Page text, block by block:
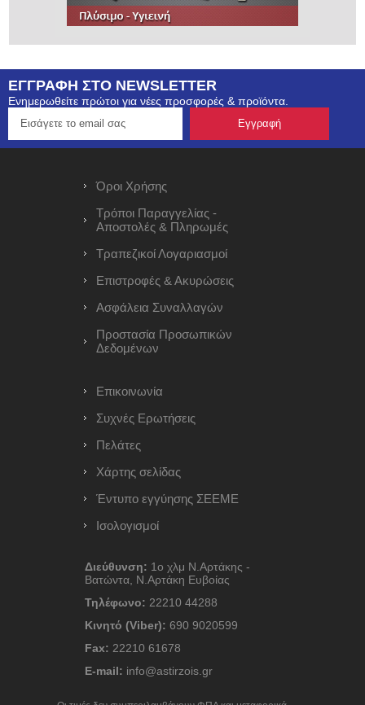
ΕΓΓΡΑΦΗ ΣΤΟ NEWSLETTER
Ενημερωθείτε πρώτοι για νέες προσφορές & προϊόντα.
Όροι Χρήσης
Τρόποι Παραγγελίας -
Αποστολές & Πληρωμές
Τραπεζικοί Λογαριασμοί
Επιστροφές & Ακυρώσεις
Ασφάλεια Συναλλαγών
Προστασία Προσωπικών
Δεδομένων
Επικοινωνία
Συχνές Ερωτήσεις
Πελάτες
Χάρτης σελίδας
Έντυπο εγγύησης ΣΕΕΜΕ
Ισολογισμοί
Διεύθυνση: 1ο χλμ Ν.Αρτάκης -
Βατώντα, Ν.Αρτάκη Ευβοίας
Τηλέφωνο: 22210 44288
Κινητό (Viber): 690 9020599
Fax: 22210 61678
E-mail: info@astirzois.gr